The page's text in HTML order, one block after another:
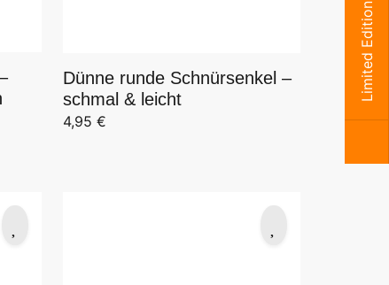
Dünne runde Schnürsenkel –
schmal & leicht
4,95 €
Limited Edition